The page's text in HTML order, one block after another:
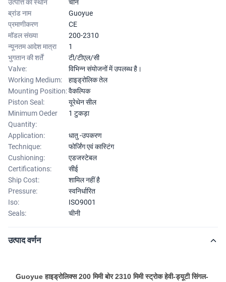
उत्पत्ति का स्थान
चीन
ब्रांड नाम
Guoyue
प्रमाणीकरण
CE
मॉडल संख्या
200-2310
न्यूनतम आदेश मात्रा
1
भुगतान की शर्तें
टी/टीएल/सी
Valve:
विभिन्न संयोजनों में उपलब्ध है।
Working Medium:
हाइड्रोलिक तेल
Mounting Position:वैकल्पिक
Piston Seal:
यूरेथेन सील
Minimum Oeder
Quantity:
1 टुकड़ा
Application:
धातु -उपकरण
Technique:
फोर्जिंग एवं कास्टिंग
Cushioning:
एडजस्टेबल
Certifications:
सीई
Ship Cost:
शामिल नहीं है
Pressure:
स्वनिर्धारित
Iso:
ISO9001
Seals:
चीनी
उत्पाद वर्णन
Guoyue हाइड्रोलिक्स 200 मिमी बोर 2310 मिमी स्ट्रोक हेवी-ड्यूटी सिंगल-